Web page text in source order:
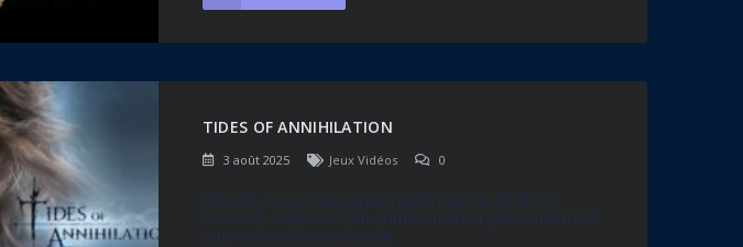
TIDES OF ANNIHILATION
3 août 2025 Jeux Vidéos 0
Désolé, vous n’avez pas l’autorisation de lire ce
contenu. Contactez un administrateur pour mettre à
jour votre rôle sur le site.